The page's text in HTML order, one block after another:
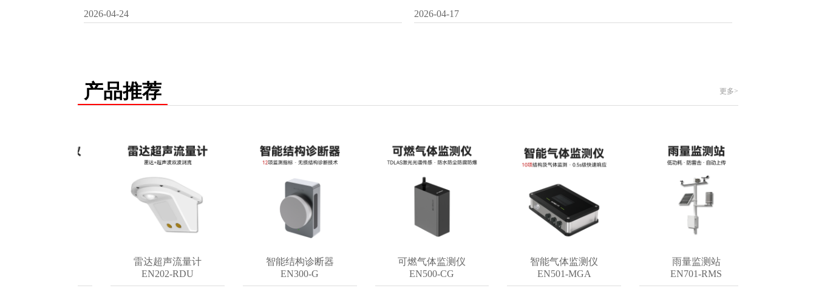
2026-04-24 2026-04-17
产品推荐 更多>
雷达超声流量计
EN202-RDU
智能结构诊断器
EN300-G
可燃气体监测仪
EN500-CG
智能气体监测仪
EN501-MGA
雨量监测站
EN701-RMS